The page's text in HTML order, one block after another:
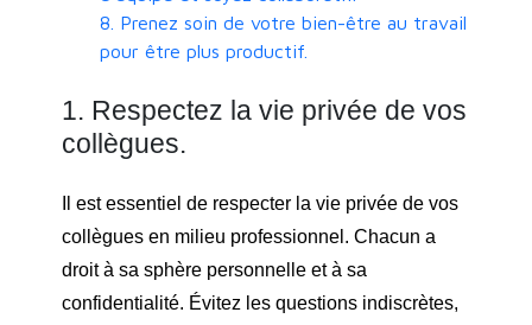
8. Prenez soin de votre bien-être au travail
pour être plus productif.
1. Respectez la vie privée de vos
collègues.
Il est essentiel de respecter la vie privée de vos
collègues en milieu professionnel. Chacun a
droit à sa sphère personnelle et à sa
confidentialité. Évitez les questions indiscrètes,